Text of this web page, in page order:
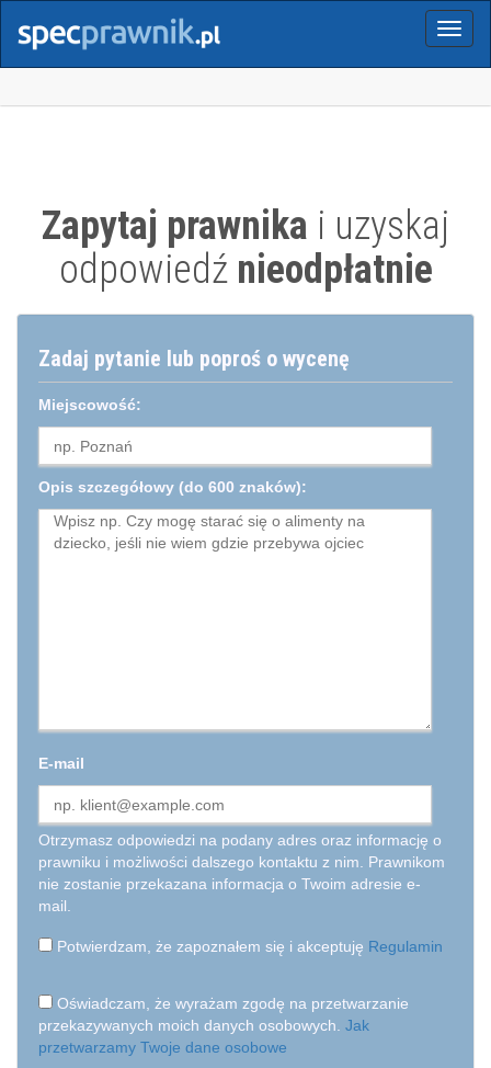
Menu
Zapytaj prawnika i uzyskaj
odpowiedźnieodpłatnie
Zadaj pytanie lub poproś o wycenę
Miejscowość:
Opis szczegółowy (do 600 znaków):
E-mail
Otrzymasz odpowiedzi na podany adres oraz informację o
prawniku i możliwości dalszego kontaktu z nim. Prawnikom
nie zostanie przekazana informacja o Twoim adresie e-
mail.
Potwierdzam, że zapoznałem się i akceptuję Regulamin
Oświadczam, że wyrażam zgodę na przetwarzanie
przekazywanych moich danych osobowych. Jak
przetwarzamy Twoje dane osobowe